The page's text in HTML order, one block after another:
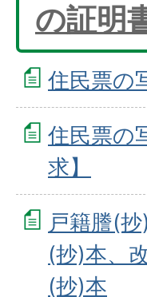
の証明
住民票の
住民票の
求】
戸籍謄(
(抄)本、
(抄)本